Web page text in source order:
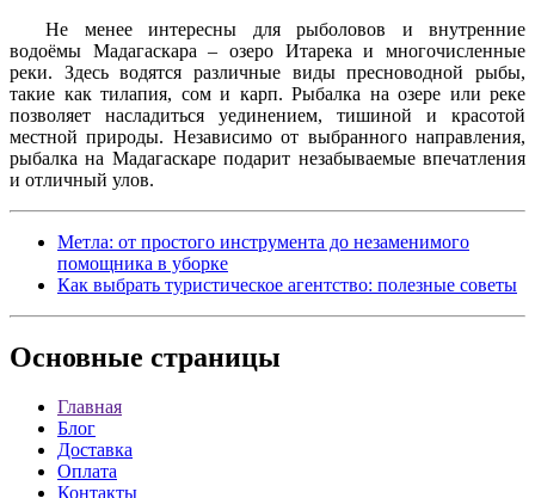
Не менее интересны для рыболовов и внутренние
водоёмы Мадагаскара – озеро Итарека и многочисленные
реки. Здесь водятся различные виды пресноводной рыбы,
такие как тилапия, сом и карп. Рыбалка на озере или реке
позволяет насладиться уединением, тишиной и красотой
местной природы. Независимо от выбранного направления,
рыбалка на Мадагаскаре подарит незабываемые впечатления
и отличный улов.
Метла: от простого инструмента до незаменимого
помощника в уборке
Как выбрать туристическое агентство: полезные советы
Основные страницы
Главная
Блог
Доставка
Оплата
Контакты